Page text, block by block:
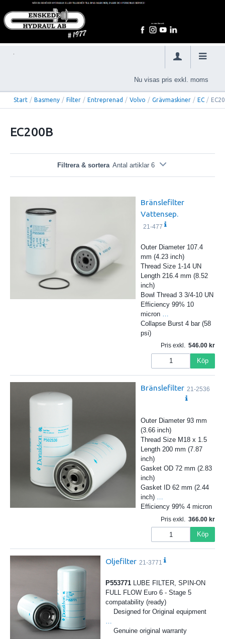
Nu visas pris exkl. moms
Start / Basmeny / Filter / Entreprenad / Volvo / Grävmaskiner / EC /
EC200B
Filtrera & sortera Antal artiklar 6
Bränslefilter
Vattensep.
21-477
Outer Diameter 107.4
mm (4.23 inch)
Thread Size 1-14 UN
Length 216.4 mm (8.52
inch)
Bowl Thread 3 3/4-10 UN
Efficiency 99% 10
micron
Collapse Burst 4 bar (58
psi)
Pris exkl. 546.00
Köp
Bränslefilter 21-2536
Outer Diameter 93 mm
(3.66 inch)
Thread Size M18 x 1.5
Length 200 mm (7.87
inch)
Gasket OD 72 mm (2.83
inch)
Gasket ID 62 mm (2.44
inch) …
Efficiency 99% 4 micron
Pris exkl. 366.00
Köp
Oljefilter 21-3771
P553771LUBE FILTER, SPIN-ON
FULL FLOW Euro 6 - Stage 5
compatability (ready)
Designed for Original equipment
Genuine original warranty